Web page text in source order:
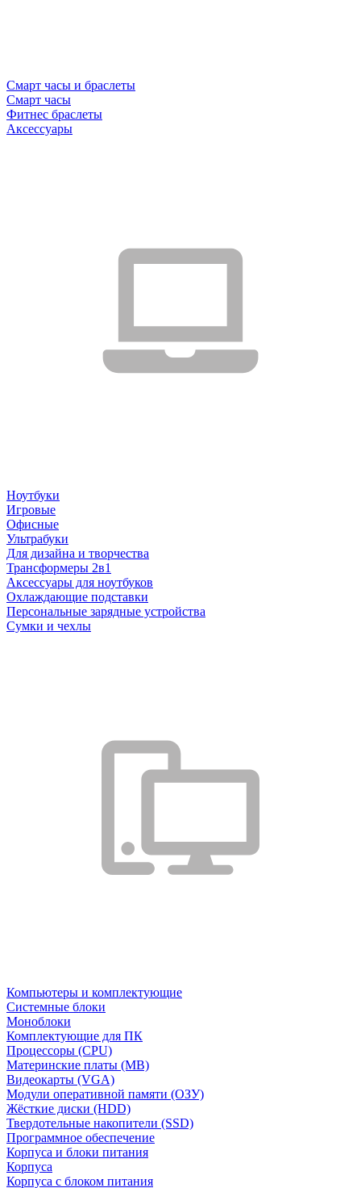
Смарт часы и браслеты
Смарт часы
Фитнес браслеты
Аксессуары
Ноутбуки
Игровые
Офисные
Ультрабуки
Для дизайна и творчества
Трансформеры 2в1
Аксессуары для ноутбуков
Охлаждающие подставки
Персональные зарядные устройства
Сумки и чехлы
Компьютеры и комплектующие
Системные блоки
Моноблоки
Комплектующие для ПК
Процессоры (CPU)
Материнские платы (MB)
Видеокарты (VGA)
Модули оперативной памяти (ОЗУ)
Жёсткие диски (HDD)
Твердотельные накопители (SSD)
Программное обеспечение
Корпуса и блоки питания
Корпуса
Корпуса с блоком питания